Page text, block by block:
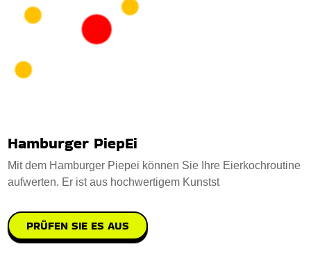
Hamburger PiepEi
Mit dem Hamburger Piepei können Sie Ihre Eierkochroutine
aufwerten. Er ist aus hochwertigem Kunstst
PRÜFEN SIE ES AUS